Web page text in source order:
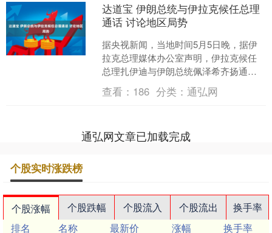
达道宝 伊朗总统与伊拉克候任总理
通话 讨论地区局势
据央视新闻，当地时间5月5日晚，据伊
拉克总理媒体办公室声明，伊拉克候任
总理扎伊迪与伊朗总统佩泽希齐扬通电
话，双方在通话中回顾了两伊合作关
系，探讨了支持与加强双边....
查看： 186 分类：通弘网
通弘网文章已加载完成
个股实时涨跌榜
个股涨幅 个股跌幅 个股流入 个股流出
换手率
排名
名称 最新价 涨幅
换手率